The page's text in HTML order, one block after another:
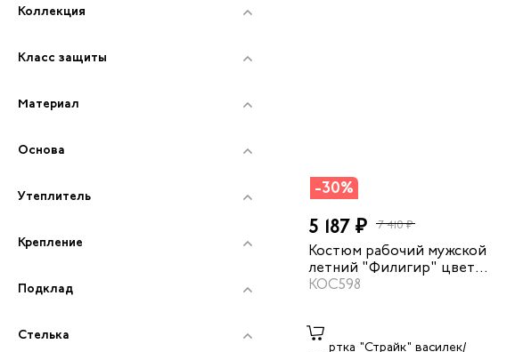
Вся рабочая обувь
Коллекция
Класс защиты
Материал
Основа
Утеплитель
Крепление
Подклад
Стелька
-30%
5 187 ₽ 7 410 ₽
Костюм рабочий мужской
летний "Филигир" цвет
бежевый/темно-бежевый
КОС598